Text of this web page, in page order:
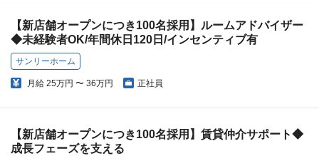
【新店舗オープンにつき100名採用】ルームアドバイザー
◆未経験者OK/年間休日120日/インセンティブ有
サンリーホーム
月給 25万円 〜 36万円 正社員
【新店舗オープンにつき100名採用】賃貸仲介サポート◆
成長フェーズを支える